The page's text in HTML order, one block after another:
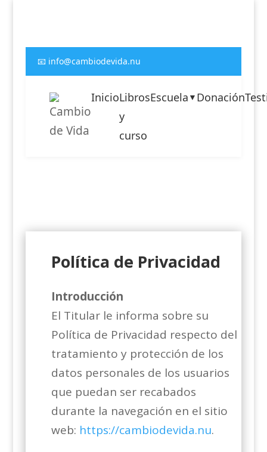
📧 info@cambiodevida.nu
InicioLibros
y
curso
Escuela ▼ Donación
Política de Privacidad
Introducción
El Titular le informa sobre su
Política de Privacidad respecto del
tratamiento y protección de los
datos personales de los usuarios
que puedan ser recabados
durante la navegación en el sitio
web: https://cambiodevida.nu.